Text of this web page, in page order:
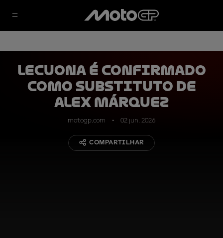
Lecuona é confirmado
como substituto de
Alex Márquez
motogp.com 02 jun. 2026
COMPARTILHAR